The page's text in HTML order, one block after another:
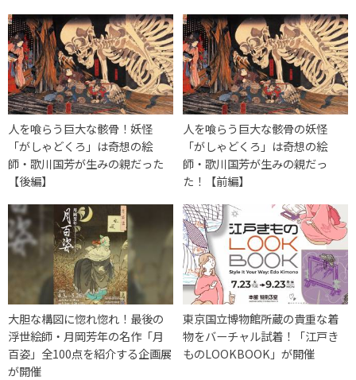
人を喰らう巨大な骸骨！妖怪
「がしゃどくろ」は奇想の絵
師・歌川国芳が生みの親だった
【後編】
人を喰らう巨大な骸骨の妖怪
「がしゃどくろ」は奇想の絵
師・歌川国芳が生みの親だっ
た！【前編】
大胆な構図に惚れ惚れ！最後の
浮世絵師・月岡芳年の名作「月
百姿」全100点を紹介する企画展
が開催
東京国立博物館所蔵の貴重な着
物をバーチャル試着！「江戸き
ものLOOKBOOK」が開催